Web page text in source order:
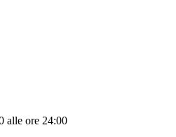
alle ore 24:00